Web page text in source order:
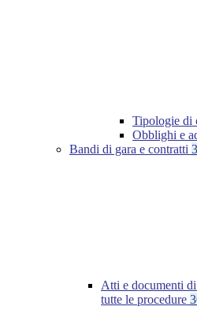
Tipologie di
Obblighi e
Bandi di gara e contratti
Atti e documenti
tutte le procedure